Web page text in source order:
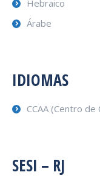
Hebraico
Árabe
IDIOMAS
CCAA (Centro de
SESI – RJ